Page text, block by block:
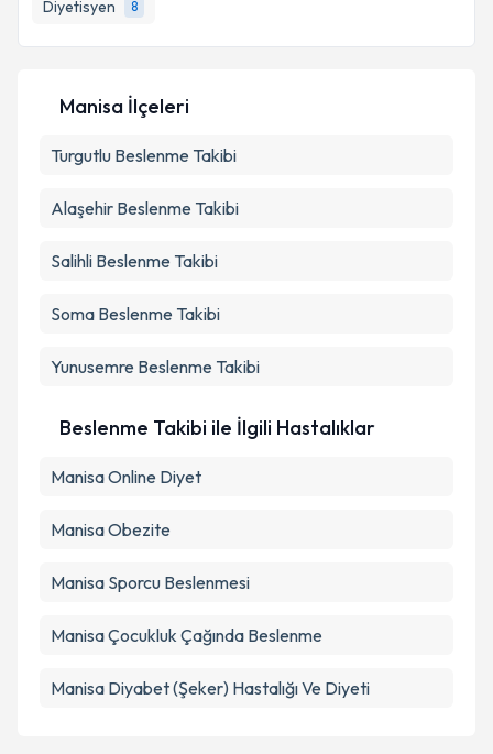
Diyetisyen
8
E-posta Adresiniz
Metni'ni okudum ve kişisel verilerimin belirtilen
Manisa İlçeleri
Turgutlu Beslenme Takibi
Alaşehir Beslenme Takibi
Salihli Beslenme Takibi
Soma Beslenme Takibi
Yunusemre Beslenme Takibi
Beslenme Takibi ile İlgili Hastalıklar
Manisa Online Diyet
Manisa Obezite
Manisa Sporcu Beslenmesi
Manisa Çocukluk Çağında Beslenme
Manisa Diyabet (Şeker) Hastalığı Ve Diyeti